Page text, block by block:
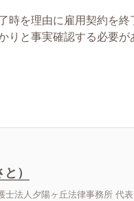
を理由に雇用契約を終
と事実確認する必要が
）
士法人夕陽ヶ丘法律事務所 代表